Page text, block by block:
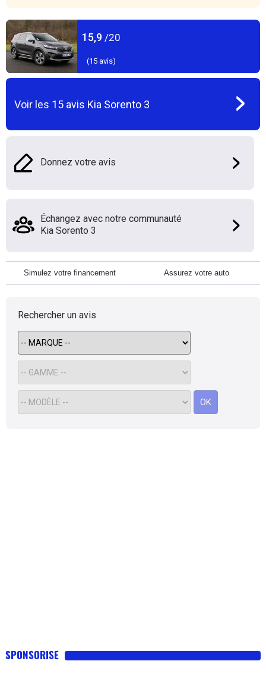
15,9 /20
(15 avis)
Voir les 15 avis Kia Sorento 3
Donnez votre avis
Échangez avec notre communauté
Kia Sorento 3
Simulez votre financement Assurez votre auto
Rechercher un avis
OK
SPONSORISE